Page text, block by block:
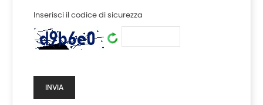
Inserisci il codice di sicurezza